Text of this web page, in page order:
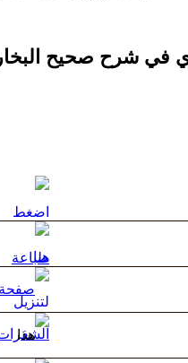
في شرح صحيح